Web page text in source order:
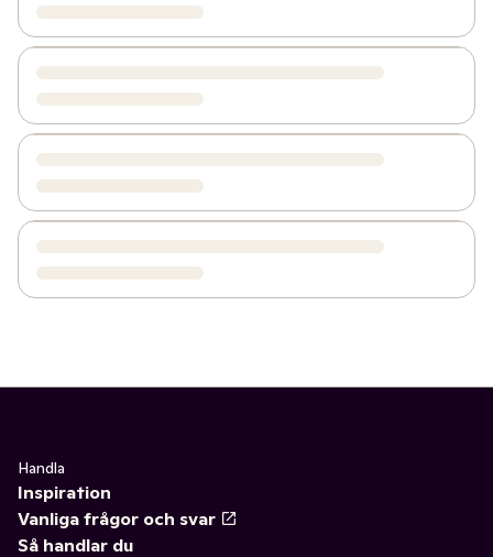
Handla
Inspiration
Vanliga frågor och svar
Så handlar du